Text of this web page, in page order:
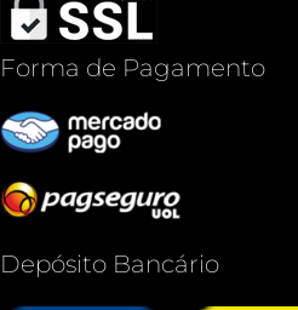
Forma de Pagamento
Depósito Bancário